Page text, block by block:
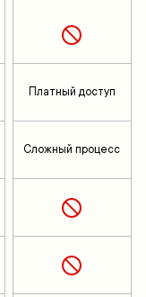
Платный доступ
Сложный процесс